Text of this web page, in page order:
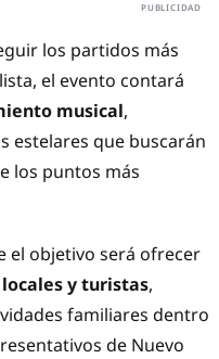
los partidos más
el evento contará
musical,
estelares que buscarán
los puntos más
el objetivo será ofrecer
y turistas,
familiares dentro
de Nuevo